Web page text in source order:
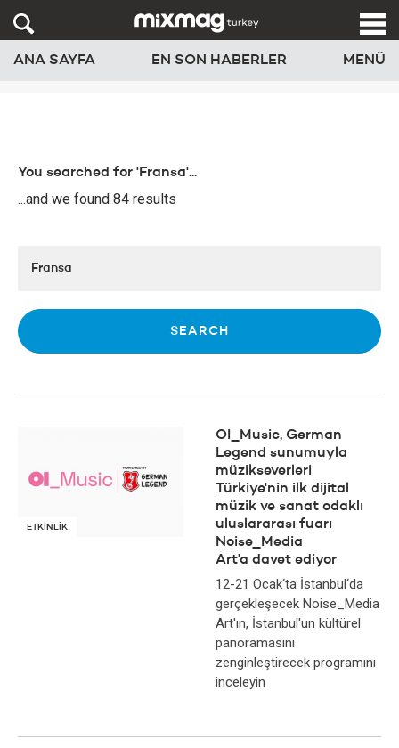
ANA SAYFA EN SON HABERLER MENÜ
You searched for 'Fransa'...
...and we found 84 results
ETKİNLİK
OI_Music, German
Legend sunumuyla
müzikseverleri
Türkiye'nin ilk dijital
müzik ve sanat odaklı
uluslararası fuarı
Noise_Media
Art'a davet ediyor
12-21 Ocak‘ta İstanbul‘da
gerçekleşecek Noise_Media
Art'ın, İstanbul'un kültürel
panoramasını
zenginleştirecek programını
inceleyin